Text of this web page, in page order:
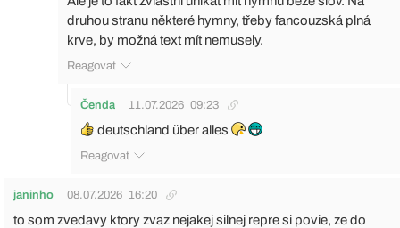
druhou stranu některé hymny, třeby fancouzská plná
krve, by možná text mít nemusely.
Reagovat
Čenda 11.07.2026 09:23
deutschland über alles
Reagovat
janinho 08.07.2026 16:20
to som zvedavy ktory zvaz nejakej silnej repre si povie, ze do